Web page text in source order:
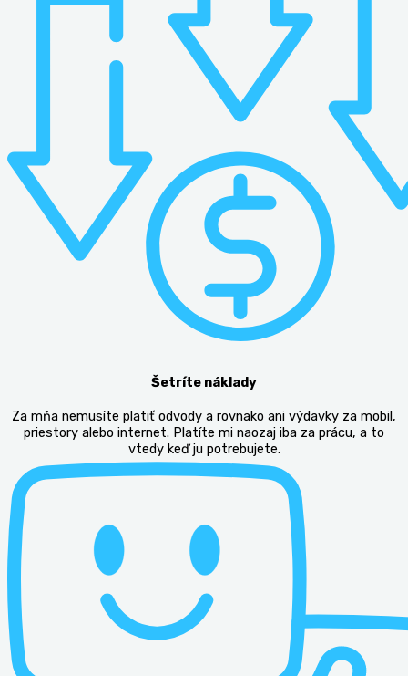
Šetríte náklady
Za mňa nemusíte platiť odvody a rovnako ani výdavky za mobil,
priestory alebo internet. Platíte mi naozaj iba za prácu, a to
vtedy keď ju potrebujete.